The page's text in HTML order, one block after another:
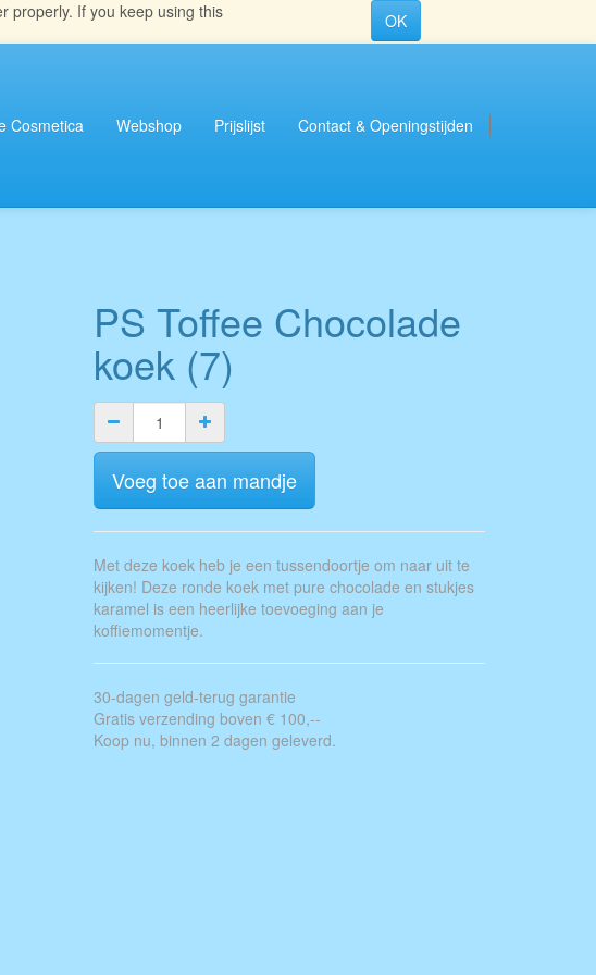
properly. If you keep using this
OK
Cosmetica Webshop Prijslijst Contact & Openingstijden
PS Toffee Chocolade
koek (7)
Voeg toe aan mandje
Met deze koek heb je een tussendoortje om naar uit te
kijken! Deze ronde koek met pure chocolade en stukjes
karamel is een heerlijke toevoeging aan je
koffiemomentje.
30-dagen geld-terug garantie
Gratis verzending boven € 100,--
Koop nu, binnen 2 dagen geleverd.